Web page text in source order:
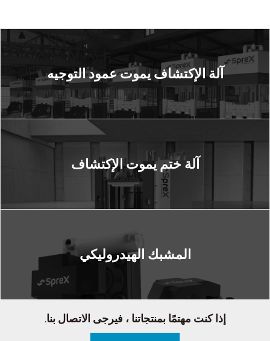
آلة الإكتشاف يموت عمود التوجيه
آلة ختم يموت الإكتشاف
المشبك الهيدروليكي
إذا كنت مهتمًا بمنتجاتنا ، فيرجى الاتصال بنا.